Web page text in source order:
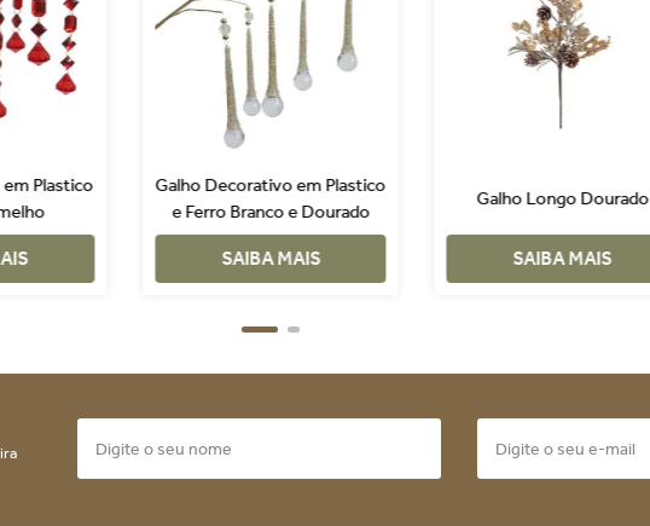
Plastico
Galho Decorativo em Plastico
e Ferro Branco e Dourado
SAIBA MAIS
Galho Longo Dourado
SAIBA MAIS